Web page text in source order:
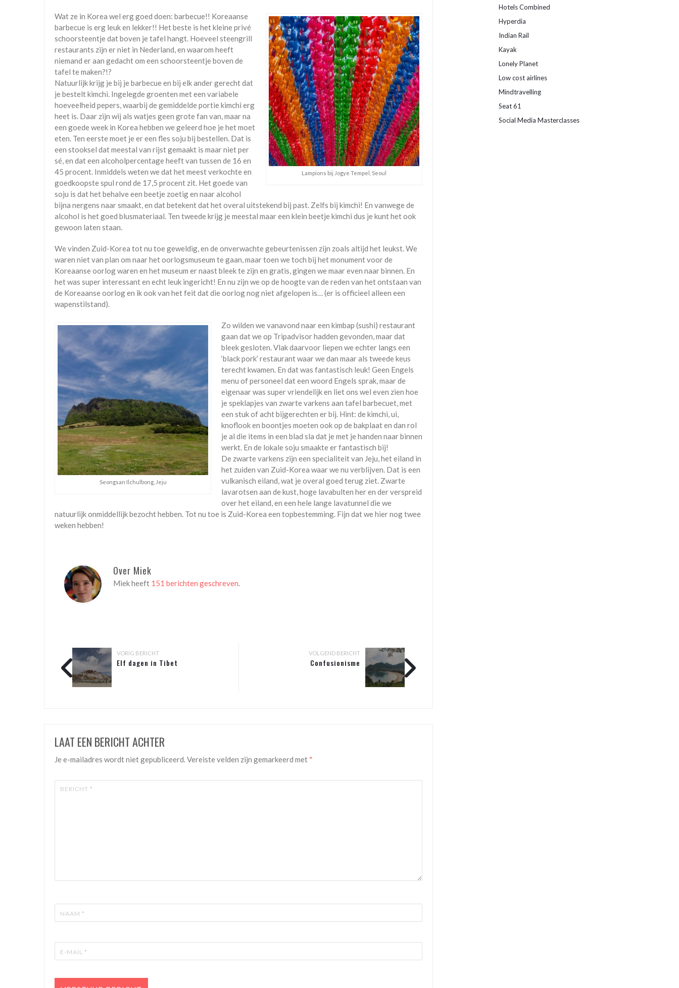
Lampions bij Jogye Tempel, Seoul
Wat ze in Korea wel erg goed doen: barbecue!! Koreaanse
barbecue is erg leuk en lekker!! Het beste is het kleine privé
schoorsteentje dat boven je tafel hangt. Hoeveel steengrill
restaurants zijn er niet in Nederland, en waarom heeft
niemand er aan gedacht om een schoorsteentje boven de
tafel te maken?!?
Natuurlijk krijg je bij je barbecue en bij elk ander gerecht dat
je bestelt kimchi. Ingelegde groenten met een variabele
hoeveelheid pepers, waarbij de gemiddelde portie kimchi erg
heet is. Daar zijn wij als watjes geen grote fan van, maar na
een goede week in Korea hebben we geleerd hoe je het moet
eten. Ten eerste moet je er een fles soju bij bestellen. Dat is
een stooksel dat meestal van rijst gemaakt is maar niet per
sé, en dat een alcoholpercentage heeft van tussen de 16 en
45 procent. Inmiddels weten we dat het meest verkochte en
goedkoopste spul rond de 17,5 procent zit. Het goede van
soju is dat het behalve een beetje zoetig en naar alcohol
bijna nergens naar smaakt, en dat betekent dat het overal uitstekend bij past. Zelfs bij kimchi! En vanwege de
alcohol is het goed blusmateriaal. Ten tweede krijg je meestal maar een klein beetje kimchi dus je kunt het ook
gewoon laten staan.
We vinden Zuid-Korea tot nu toe geweldig, en de onverwachte gebeurtenissen zijn zoals altijd het leukst. We
waren niet van plan om naar het oorlogsmuseum te gaan, maar toen we toch bij het monument voor de
Koreaanse oorlog waren en het museum er naast bleek te zijn en gratis, gingen we maar even naar binnen. En
het was super interessant en echt leuk ingericht! En nu zijn we op de hoogte van de reden van het ontstaan van
de Koreaanse oorlog en ik ook van het feit dat die oorlog nog niet afgelopen is… (er is officieel alleen een
wapenstilstand).
Seongsan Ilchulbong, Jeju
Zo wilden we vanavond naar een kimbap (sushi) restaurant
gaan dat we op Tripadvisor hadden gevonden, maar dat
bleek gesloten. Vlak daarvoor liepen we echter langs een
‘black pork’ restaurant waar we dan maar als tweede keus
terecht kwamen. En dat was fantastisch leuk! Geen Engels
menu of personeel dat een woord Engels sprak, maar de
eigenaar was super vriendelijk en liet ons wel even zien hoe
je speklapjes van zwarte varkens aan tafel barbecuet, met
een stuk of acht bijgerechten er bij. Hint: de kimchi, ui,
knoflook en boontjes moeten ook op de bakplaat en dan rol
je al die items in een blad sla dat je met je handen naar binnen
werkt. En de lokale soju smaakte er fantastisch bij!
De zwarte varkens zijn een specialiteit van Jeju, het eiland in
het zuiden van Zuid-Korea waar we nu verblijven. Dat is een
vulkanisch eiland, wat je overal goed terug ziet. Zwarte
lavarotsen aan de kust, hoge lavabulten her en der verspreid
over het eiland, en een hele lange lavatunnel die we
natuurlijk onmiddellijk bezocht hebben. Tot nu toe is Zuid-Korea een topbestemming. Fijn dat we hier nog twee
weken hebben!
Over Miek
Miek heeft 151 berichten geschreven
VORIG BERICHT
Elf dagen in Tibet
VOLGEND BERICHT
Confusionisme
LAAT EEN BERICHT ACHTER
Je e-mailadres wordt niet gepubliceerd. Vereiste velden zijn gemarkeerd met *
Hotels Combined
Hyperdia
Indian Rail
Kayak
Lonely Planet
Low cost airlines
Mindtravelling
Seat 61
Social Media Masterclasses